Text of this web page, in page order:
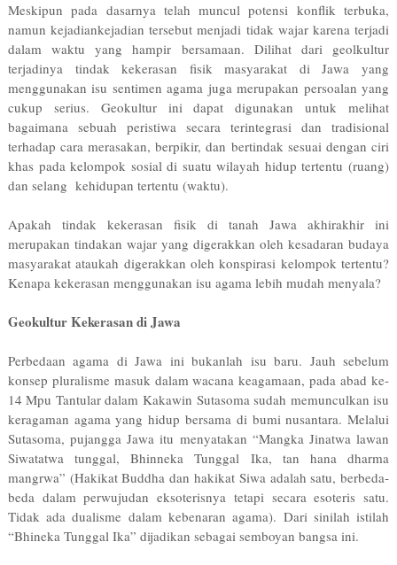
Meskipun pada dasarnya telah muncul potensi konflik terbuka,
namun kejadian­kejadian tersebut menjadi tidak wajar karena terjadi
dalam waktu yang hampir bersamaan. Dilihat dari geolkultur
terjadinya tindak kekerasan fisik masyarakat di Jawa yang
menggunakan isu sentimen agama juga merupakan persoalan yang
cukup serius. Geokultur ini dapat digunakan untuk melihat
bagaimana sebuah peristiwa secara terintegrasi dan tradisional
terhadap cara merasakan, berpikir, dan bertindak sesuai dengan ciri
khas pada kelompok sosial di suatu wilayah hidup tertentu (ruang)
dan selang kehidupan tertentu (waktu).
Apakah tindak kekerasan fisik di tanah Jawa akhir­akhir ini
merupakan tindakan wajar yang digerakkan oleh kesadaran budaya
masyarakat ataukah digerakkan oleh konspirasi kelompok tertentu?
Kenapa kekerasan menggunakan isu agama lebih mudah menyala?
Geokultur Kekerasan di Jawa
Perbedaan agama di Jawa ini bukanlah isu baru. Jauh sebelum
konsep pluralisme masuk dalam wacana keagamaan, pada abad ke­
14 Mpu Tantular dalam Kakawin Sutasoma sudah memunculkan isu
keragaman agama yang hidup bersama di bumi nusantara. Melalui
Sutasoma, pujangga Jawa itu menyatakan “Mangka Jinatwa lawan
Siwatatwa tunggal, Bhinneka Tunggal Ika, tan hana dharma
mangrwa” (Hakikat Buddha dan hakikat Siwa adalah satu, berbeda­
beda dalam perwujudan eksoterisnya tetapi secara esoteris satu.
Tidak ada dualisme dalam kebenaran agama). Dari sinilah istilah
“Bhineka Tunggal Ika” dijadikan sebagai semboyan bangsa ini.